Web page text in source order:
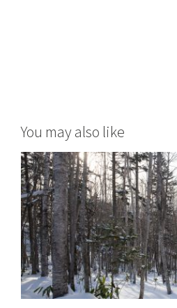
You may also like